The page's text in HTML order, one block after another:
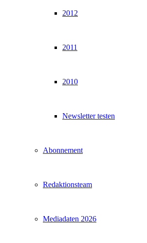
2012
2011
2010
Newsletter testen
Abonnement
Redaktionsteam
Mediadaten 2026